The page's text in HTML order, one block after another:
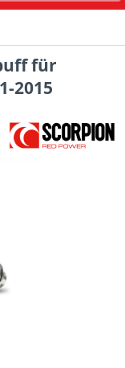
für
2015